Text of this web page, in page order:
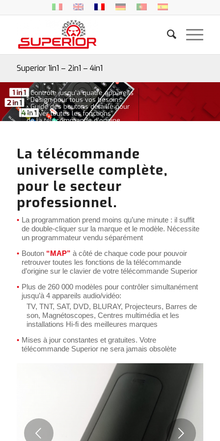
Superior 1in1 – 2in1 – 4in1
• Contrôle jusqu’à quatre appareils
• Design pour tous vos besoins
• Guide des boutons détaillé pour
trouver toutes les fonctions
de la télécommande d’origine
La télécommande
universelle complète,
pour le secteur
professionnel.
La programmation prend moins qu’une minute : il suffit
de double-cliquer sur la marque et le modèle. Nécessite
un programmateur vendu séparément
Bouton “MAP” à côté de chaque code pour pouvoir
retrouver toutes les fonctions de la télécommande
d’origine sur le clavier de votre télécommande Superior
Plus de 260 000 modèles pour contrôler simultanément
jusqu’à 4 appareils audio/vidéo:
TV, TNT, SAT, DVD, BLURAY, Projecteurs, Barres de
son, Magnétoscopes, Centres multimédia et les
installations Hi-fi des meilleures marques
Mises à jour constantes et gratuites. Votre
télécommande Superior ne sera jamais obsolète
Suivant